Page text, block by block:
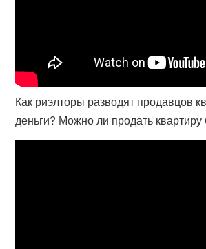
Как риэлторы разводят продавцов
деньги? Можно ли продать квартиру